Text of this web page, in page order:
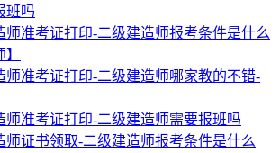
班吗
师准考证打印-二级建造师报考条件是什么
师准考证打印-二级建造师哪家教的不错-
师准考证打印-二级建造师需要报班吗
师证书领取-二级建造师报考条件是什么